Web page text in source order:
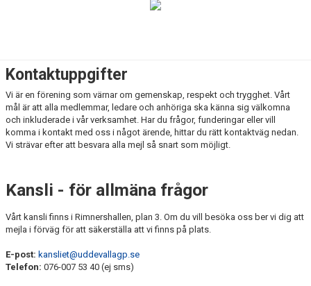
FÖR AKTIVA & FÖRÄLDRAR
FÖR LEDARE
KUNSKAPSKRAV TILL TÄVLINGSGRUPP KVAG
GRUPPSYSTEM GYMNASTIK
Kontaktuppgifter
Vi är en förening som värnar om gemenskap, respekt och trygghet. Vårt
mål är att alla medlemmar, ledare och anhöriga ska känna sig välkomna
och inkluderade i vår verksamhet. Har du frågor, funderingar eller vill
komma i kontakt med oss i något ärende, hittar du rätt kontaktväg nedan.
Vi strävar efter att besvara alla mejl så snart som möjligt.
Kansli - för allmäna frågor
Vårt kansli finns i Rimnershallen, plan 3. Om du vill besöka oss ber vi dig att
mejla i förväg för att säkerställa att vi finns på plats.
E-post: kansliet@uddevallagp.se
Telefon: 076-007 53 40 (ej sms)